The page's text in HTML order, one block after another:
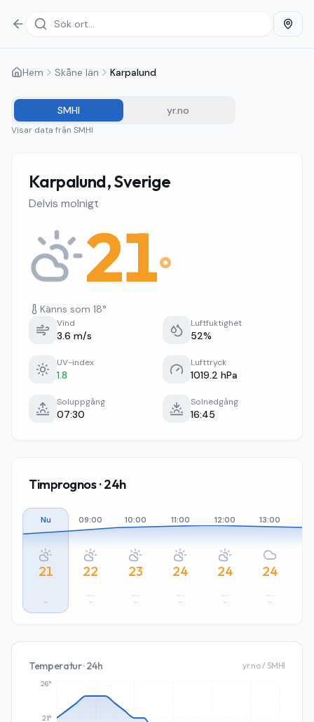
Hem Skåne län Karpalund
SMHI yr.no
Visar data från SMHI
Karpalund, Sverige
Delvis molnigt
21°
Känns som 18°
Vind
3.6 m/s
Luftfuktighet
52%
UV-index
1.8
Lufttryck
1019.2 hPa
Soluppgång
07:30
Solnedgång
16:45
Timprognos · 24h
Nu
21
–
09:00
22
–
10:00
23
–
11:00
24
–
12:00
24
–
13:00
24
–
Temperatur · 24h yr.no / SMHI
21°
26°